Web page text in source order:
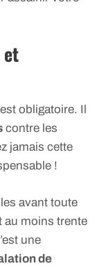
obligatoire. Il
contre les
jamais cette
!
avant toute
au moins trente
une
de